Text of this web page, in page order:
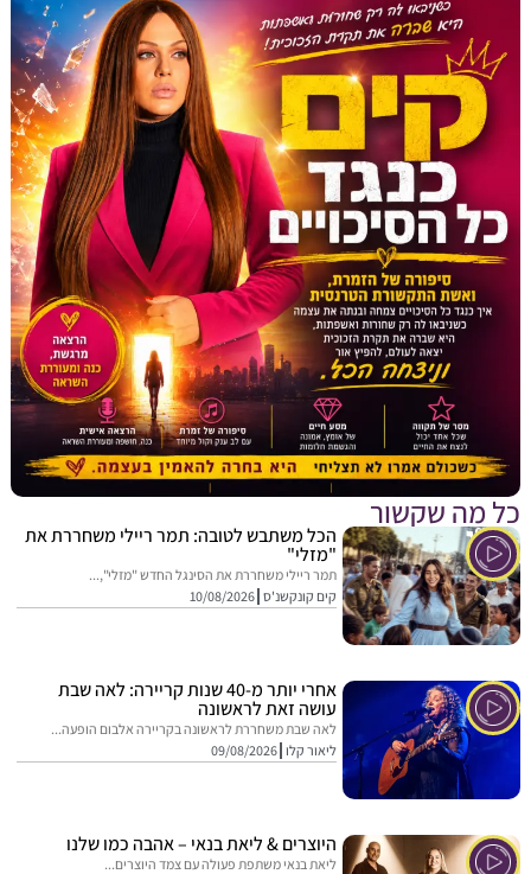
שקשור
הכל משתבש לטובה: תמר ריילי משחררת את
"מזלי"
תמר ריילי משחררת את הסינגל החדש "מזלי",...
קים קונקשנ'ס 10/08/2026
אחרי יותר מ-40 שנות קריירה: לאה שבת
עושה זאת לראשונה
לאה שבת משחררת לראשונה בקריירה אלבום הופעה...
ליאור קלו 09/08/2026
היוצרים & ליאת בנאי – אהבה כמו שלנו
ליאת בנאי משתפת פעולה עם צמד היוצרים...